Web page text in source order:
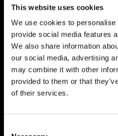
This website uses cookies
We use cookies to
provide social media features
We also share information
our social media, advertising
may combine it with other
provided to them or that
of their services.